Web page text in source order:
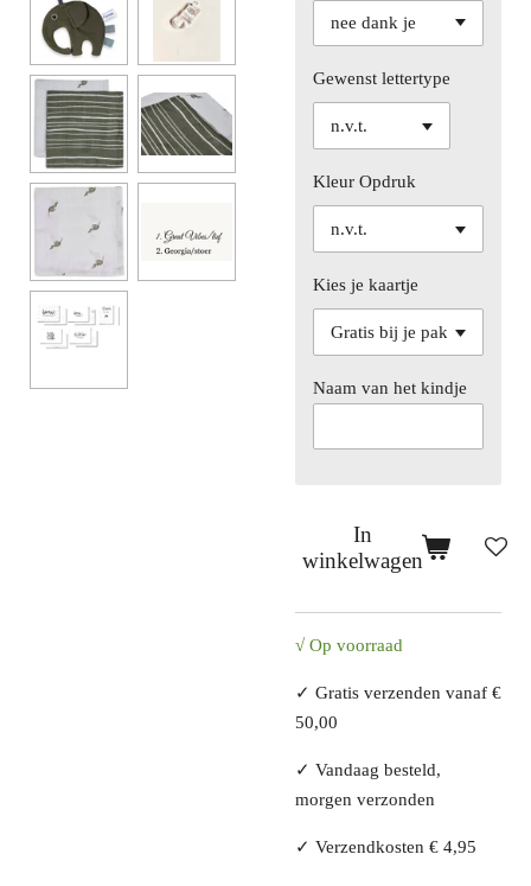
Gewenst lettertype
Kleur Opdruk
Kies je kaartje
Naam van het kindje
In
winkelwagen
√ Op voorraad
✓ Gratis verzenden vanaf €
50,00
✓ Vandaag besteld,
morgen verzonden
✓ Verzendkosten € 4,95